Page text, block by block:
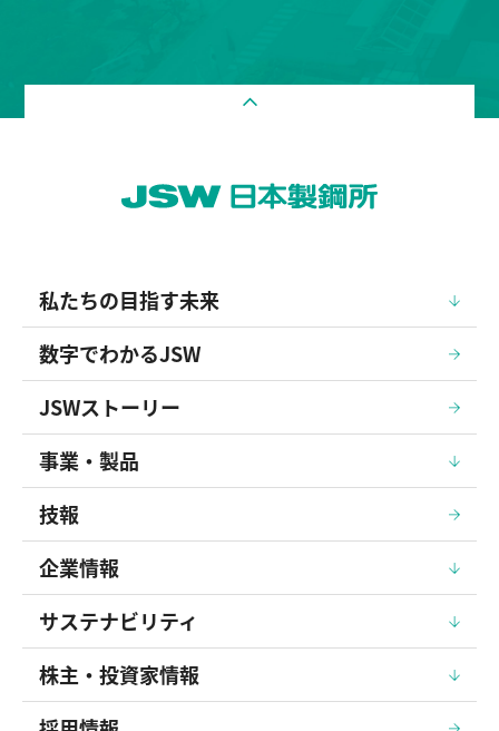
私たちの目指す未来
数字でわかるJSW
JSWストーリー
事業・製品
技報
企業情報
サステナビリティ
株主・投資家情報